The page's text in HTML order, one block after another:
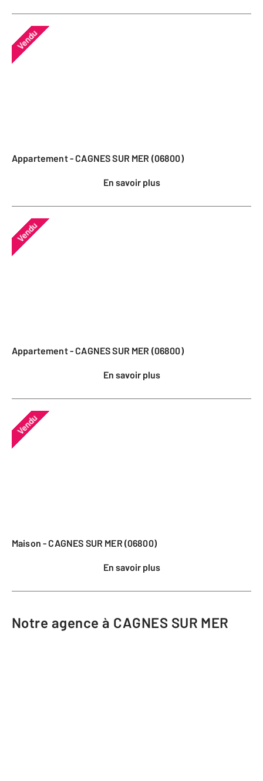
Vendu
Appartement - CAGNES SUR MER (06800)
En savoir plus
Vendu
Appartement - CAGNES SUR MER (06800)
En savoir plus
Vendu
Maison - CAGNES SUR MER (06800)
En savoir plus
Notre agence à CAGNES SUR MER